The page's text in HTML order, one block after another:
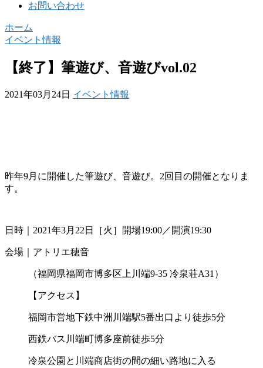
お問い合わせ
ホーム
イベント情報
【終了】筆遊び、音遊びvol.02
2021年03月24日 イベント情報
昨年9月に開催した筆遊び、音遊び。2回目の開催となりま
す。
日時｜2021年3月22日［火］開場19:00／開演19:30
会場｜アトリエ穂音
（福岡県福岡市博多区上川端9-35 冷泉荘A31）
【アクセス】
福岡市営地下鉄中洲川端駅5番出口より徒歩5分
西鉄バス川端町博多座前徒歩5分
冷泉公園と川端商店街の間の細い路地に入る